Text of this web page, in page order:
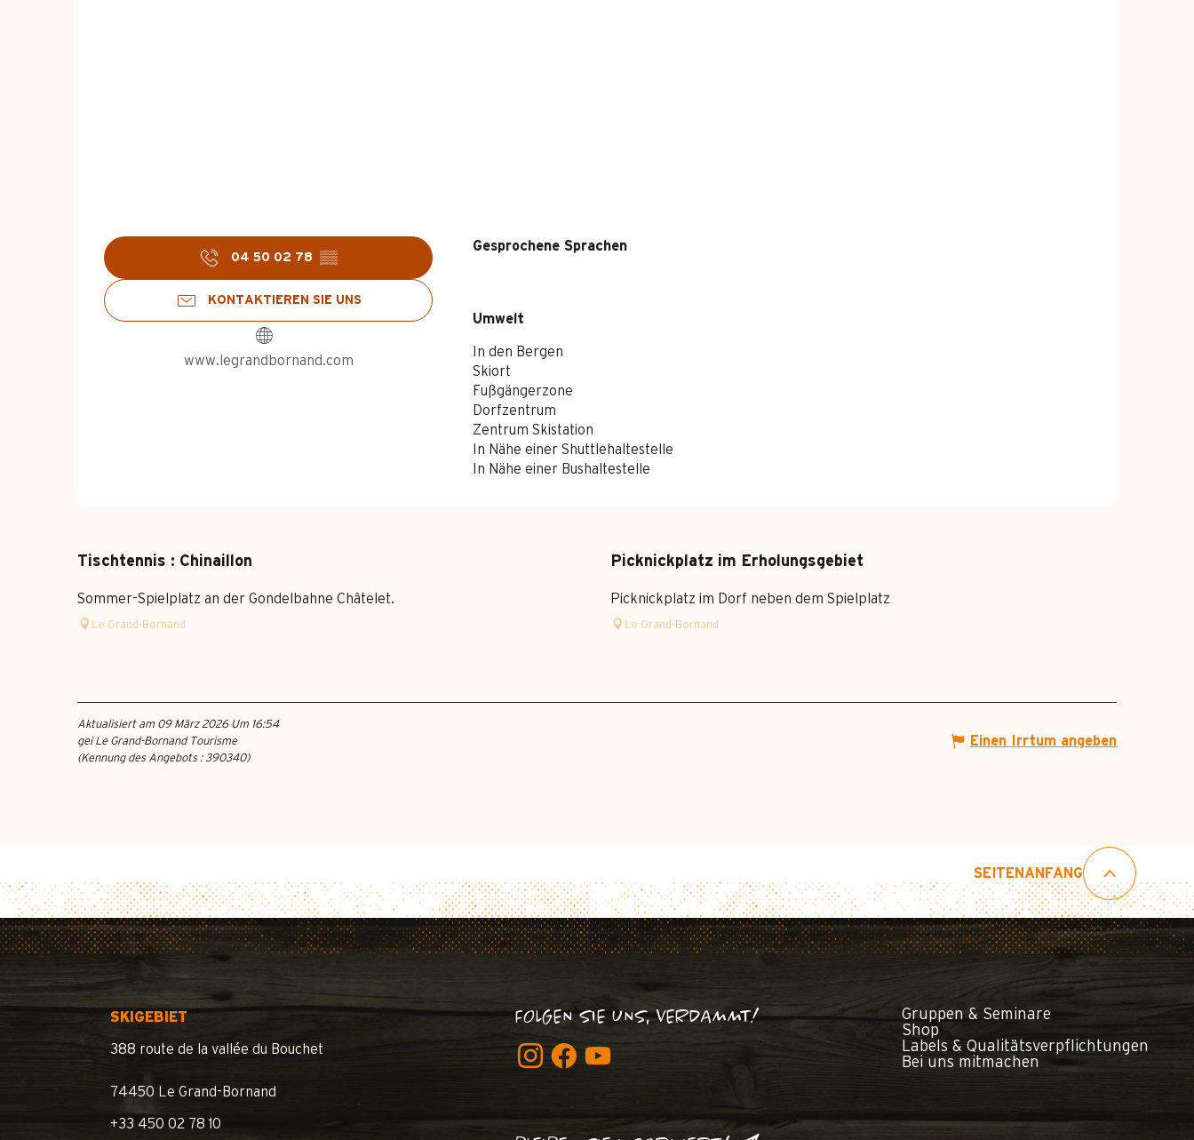
04 50 02 78 ▒▒
KONTAKTIEREN SIE UNS
www.legrandbornand.com
Gesprochene Sprachen
Gesprochene Sprachen
Umwelt
Umwelt
In den Bergen
Skiort
Fußgängerzone
Dorfzentrum
Zentrum Skistation
In Nähe einer Shuttlehaltestelle
In Nähe einer Bushaltestelle
Tischtennis : Chinaillon
Sommer-Spielplatz an der Gondelbahne Châtelet.
Le Grand-Bornand
Picknickplatz im Erholungsgebiet
Picknickplatz im Dorf neben dem Spielplatz
Le Grand-Bornand
Aktualisiert am 09 März 2026 Um 16:54
gei Le Grand-Bornand Tourisme
(Kennung des Angebots : 390340)
Einen Irrtum angeben
SEITENANFANG
SKIGEBIET
388 route de la vallée du Bouchet
74450 Le Grand-Bornand
+33 450 02 78 10
FOLGEN SIE UNS, VERDAMMT!
Gruppen & Seminare
Shop
Labels & Qualitätsverpflichtungen
Bei uns mitmachen